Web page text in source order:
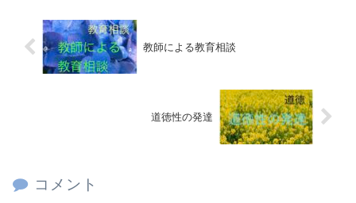
教師による教育相談
道徳性の発達
コメント